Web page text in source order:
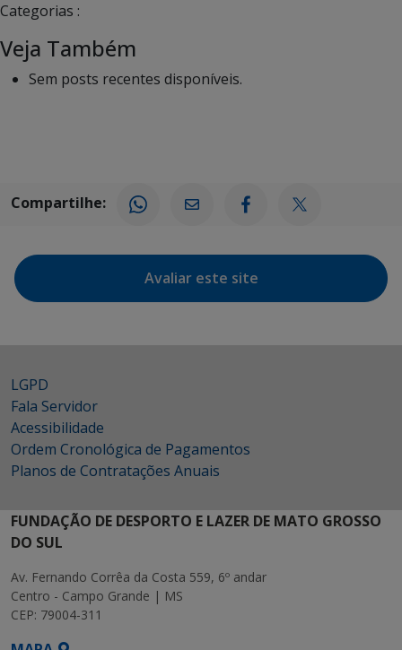
Categorias :
Veja Também
Sem posts recentes disponíveis.
Compartilhe:
Avaliar este site
LGPD
Fala Servidor
Acessibilidade
Ordem Cronológica de Pagamentos
Planos de Contratações Anuais
FUNDAÇÃO DE DESPORTO E LAZER DE MATO GROSSO
DO SUL
Av. Fernando Corrêa da Costa 559, 6º andar
Centro - Campo Grande | MS
CEP: 79004-311